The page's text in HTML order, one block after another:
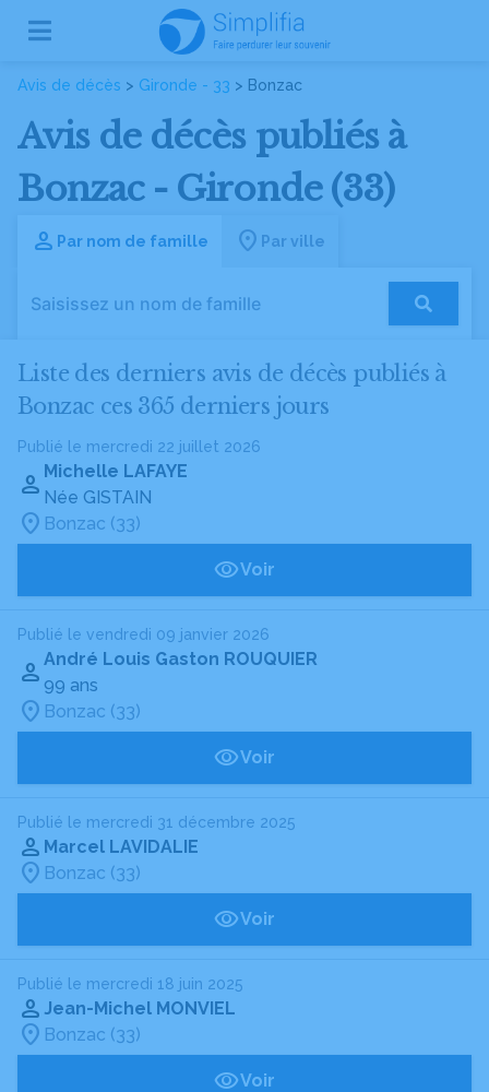
Avis de décès > Gironde - 33 > Bonzac
Avis de décès publiés à
Bonzac - Gironde (33)
Par nom de famille Par ville
Liste des derniers avis de décès publiés à
Bonzac ces 365 derniers jours
Publié le mercredi 22 juillet 2026
Michelle LAFAYE
Née GISTAIN
Bonzac (33)
Voir
Publié le vendredi 09 janvier 2026
André Louis Gaston ROUQUIER
99 ans
Bonzac (33)
Voir
Publié le mercredi 31 décembre 2025
Marcel LAVIDALIE
Bonzac (33)
Voir
Publié le mercredi 18 juin 2025
Jean-Michel MONVIEL
Bonzac (33)
Voir